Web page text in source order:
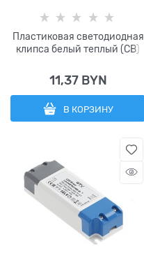
Пластиковая светодиодная
клипса белый теплый (CB)
11,37 BYN
В КОРЗИНУ